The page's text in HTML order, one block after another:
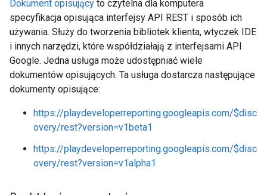
Dokument opisujący to czytelna dla komputera
specyfikacja opisująca interfejsy API REST i sposób ich
używania. Służy do tworzenia bibliotek klienta, wtyczek IDE
i innych narzędzi, które współdziałają z interfejsami API
Google. Jedna usługa może udostępniać wiele
dokumentów opisujących. Ta usługa dostarcza następujące
dokumenty opisujące:
https://playdeveloperreporting.googleapis.com/$disc
overy/rest?version=v1beta1
https://playdeveloperreporting.googleapis.com/$disc
overy/rest?version=v1alpha1